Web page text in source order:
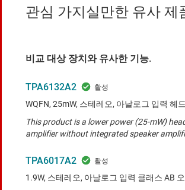
관심 가지실만한 유사 제
비교 대상 장치와 유사한 기능.
TPA6132A2
WQFN, 25mW, 스테레오, 아날로그 입력 헤
This product is a lower power (25-mW)
amplifier without integrated speaker
TPA6017A2
1.9W, 스테레오, 아날로그 입력 클래스 AB